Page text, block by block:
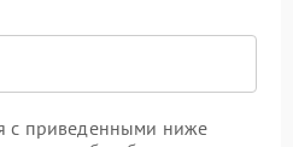
с приведенными ниже